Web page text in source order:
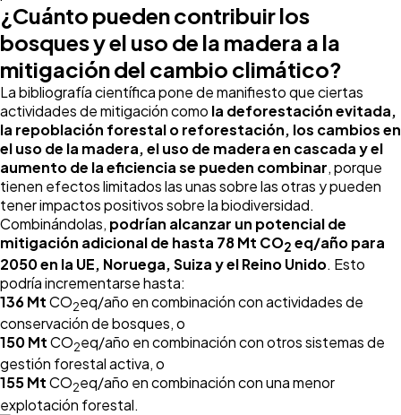
¿Cuánto pueden contribuir los
bosques y el uso de la madera a la
mitigación del cambio climático?
La bibliografía científica pone de manifiesto que ciertas
actividades de mitigación como la deforestación evitada,
la repoblación forestal o reforestación, los cambios en
el uso de la madera, el uso de madera en cascada y el
aumento de la eficiencia se pueden combinar, porque
tienen efectos limitados las unas sobre las otras y pueden
tener impactos positivos sobre la biodiversidad.
Combinándolas, podrían alcanzar un potencial de
mitigación adicional de hasta 78 Mt CO2 eq/año para
2050 en la UE, Noruega, Suiza y el Reino Unido. Esto
podría incrementarse hasta:
136 MtCO2eq/año en combinación con actividades de
conservación de bosques, o
150 MtCO2eq/año en combinación con otros sistemas de
gestión forestal activa, o
155 MtCO2eq/año en combinación con una menor
explotación forestal.